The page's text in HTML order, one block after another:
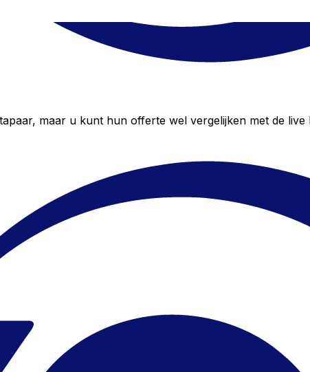
maar u kunt hun offerte wel vergelijken met de